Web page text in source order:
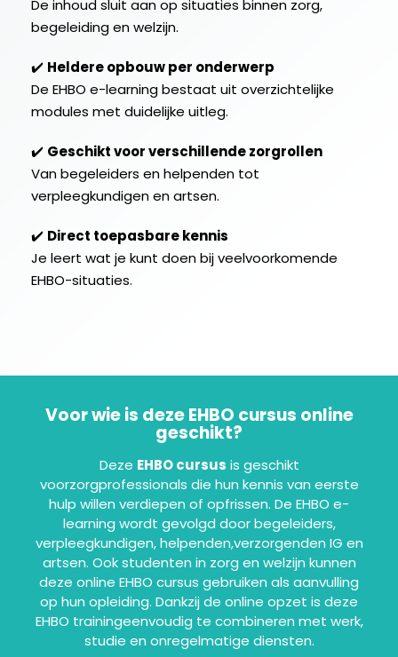
De inhoud sluit aan op situaties binnen zorg,
begeleiding en welzijn.
✔️ Heldere opbouw per onderwerp
De EHBO e-learning bestaat uit overzichtelijke
modules met duidelijke uitleg.
✔️ Geschikt voor verschillende zorgrollen
Van begeleiders en helpenden tot
verpleegkundigen en artsen.
✔️ Direct toepasbare kennis
Je leert wat je kunt doen bij veelvoorkomende
EHBO-situaties.
Voor wie is deze EHBO cursus online
geschikt?
Deze EHBO cursus is geschikt
voorzorgprofessionals die hun kennis van eerste
hulp willen verdiepen of opfrissen. De EHBO e-
learning wordt gevolgd door begeleiders,
verpleegkundigen, helpenden,verzorgenden IG en
artsen. Ook studenten in zorg en welzijn kunnen
deze online EHBO cursus gebruiken als aanvulling
op hun opleiding. Dankzij de online opzet is deze
EHBO trainingeenvoudig te combineren met werk,
studie en onregelmatige diensten.